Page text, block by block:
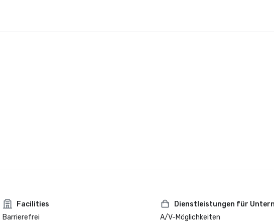
Facilities
Barrierefrei
Dienstleistungen für
A/V-Möglichkeiten